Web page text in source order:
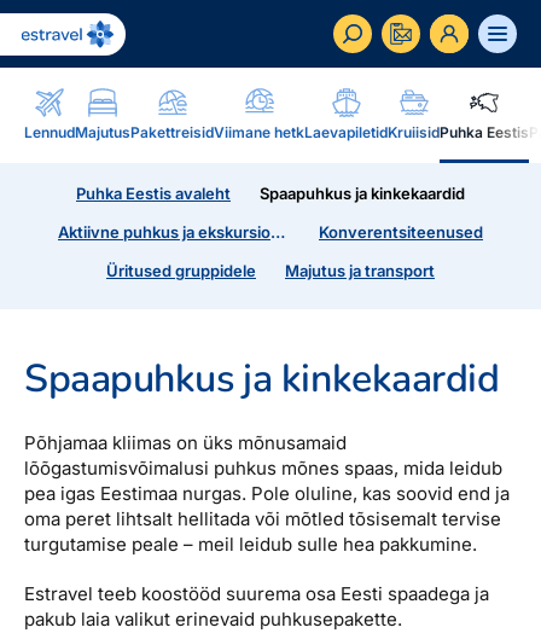
LennudMajutusPakettreisidViimane hetkLaevapiletidKruiisidPuhka Eestis
ET RU EN
Kuidas saada ärikliendiks, eelised, teenused...
Inspiratsioon & blogi
Sihtkohad
Podcastid
Uudiskiri
Reisiajakiri Traveller
Reisidele lisaks
Järelmaks, Estraveli kinkekaart, Airalo eSim,
Järelmaks
Estraveli kinkekaart
Reisitarvete e-pood
Airalo eSIM
Lojaalsusprogramm
Boonuspunktid, Kuldkaart, Platinum kaart...
Kuldkaart
Platinum Club
Meist
Ettevõttest, kontaktid, reisikonsultandi teenus, tule
tööle, uudised...
Puhka Eestis avaleht
Spaapuhkus ja kinkekaardid
Aktiivne puhkus ja ekskursioonid
Konverentsiteenused
Üritused gruppidele
Majutus ja transport
Spaapuhkus ja kinkekaardid
Põhjamaa kliimas on üks mõnusamaid
lõõgastumisvõimalusi puhkus mõnes spaas, mida leidub
pea igas Eestimaa nurgas. Pole oluline, kas soovid end ja
oma peret lihtsalt hellitada või mõtled tõsisemalt tervise
turgutamise peale – meil leidub sulle hea pakkumine.
Estravel teeb koostööd suurema osa Eesti spaadega ja
pakub laia valikut erinevaid puhkusepakette.